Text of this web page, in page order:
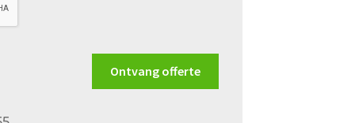
Ontvang offerte